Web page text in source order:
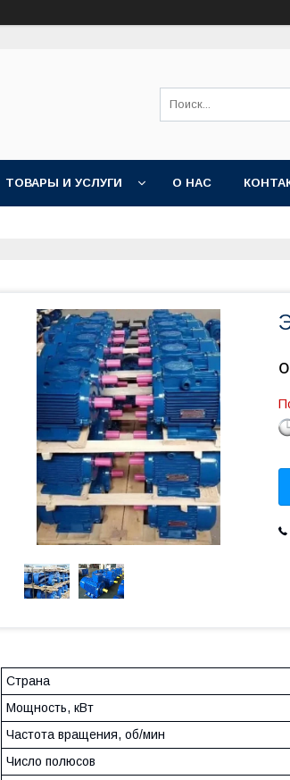
ТОВАРЫ И УСЛУГИ О НАС
Страна
Мощность, кВт
Частота вращения, об/мин
Число полюсов